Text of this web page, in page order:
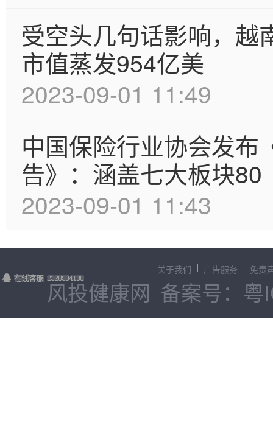
受空头几句话影响，越
市值蒸发954亿美
2023-09-01 11:49
中国保险行业协会发布
告》：涵盖七大板块80
2023-09-01 11:43
关于我们 广告服务 免责
风投健康网 备案号：粤